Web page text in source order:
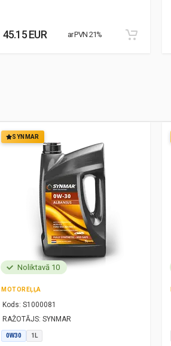
45.15 EUR ar PVN 21%
SYNMAR
Noliktavā 10
MOTOREĻĻA
Kods: S1000081
RAŽOTĀJS: SYNMAR
0W30 1L